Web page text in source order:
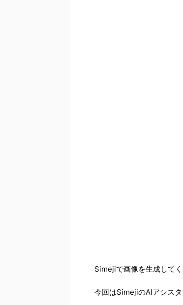
Simejiで画像を生成して
今回はSimejiのAIアシスタ